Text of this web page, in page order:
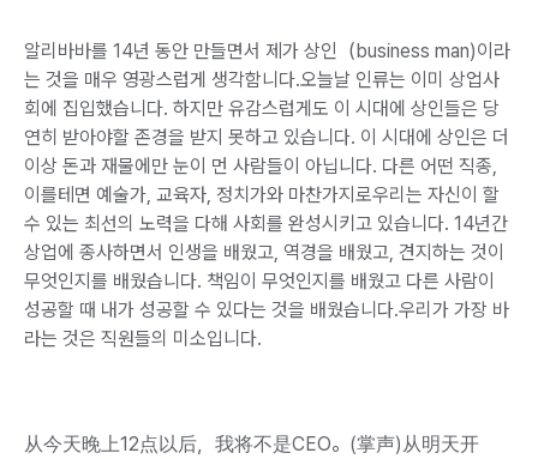
알리바바를 14년 동안 만들면서 제가 상인（business man)이라
는 것을 매우 영광스럽게 생각함니다.오늘날 인류는 이미 상업사
회에 집입했습니다. 하지만 유감스럽게도 이 시대에 상인들은 당
연히 받아야할 존경을 받지 못하고 있습니다. 이 시대에 상인은 더
이상 돈과 재물에만 눈이 먼 사람들이 아닙니다. 다른 어떤 직종,
이를테면 예술가, 교육자, 정치가와 마찬가지로우리는 자신이 할
수 있는 최선의 노력을 다해 사회를 완성시키고 있습니다. 14년간
상업에 종사하면서 인생을 배웠고, 역경을 배웠고, 견지하는 것이
무엇인지를 배웠습니다. 책임이 무엇인지를 배웠고 다른 사람이
성공할 때 내가 성공할 수 있다는 것을 배웠습니다.우리가 가장 바
라는 것은 직원들의 미소입니다.
从今天晚上12点以后，我将不是CEO。(掌声)从明天开